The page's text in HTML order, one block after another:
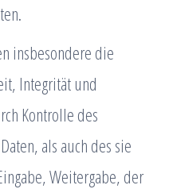
insbesondere die
Integrität und
Kontrolle des
als auch des sie
Weitergabe, der